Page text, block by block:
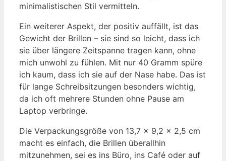
minimalistischen Stil vermitteln.
Ein weiterer Aspekt, der positiv auffällt, ist das
Gewicht der Brillen – sie sind so leicht, dass ich
sie über längere Zeitspanne tragen kann, ohne
mich unwohl zu fühlen. Mit nur 40 Gramm spüre
ich kaum, dass ich sie auf der Nase habe. Das ist
für lange Schreibsitzungen besonders wichtig,
da ich oft mehrere Stunden ohne Pause am
Laptop verbringe.
Die Verpackungsgröße von 13,7 x 9,2 x 2,5 cm
macht es einfach, die Brillen überallhin
mitzunehmen, sei es ins Büro, ins Café oder auf